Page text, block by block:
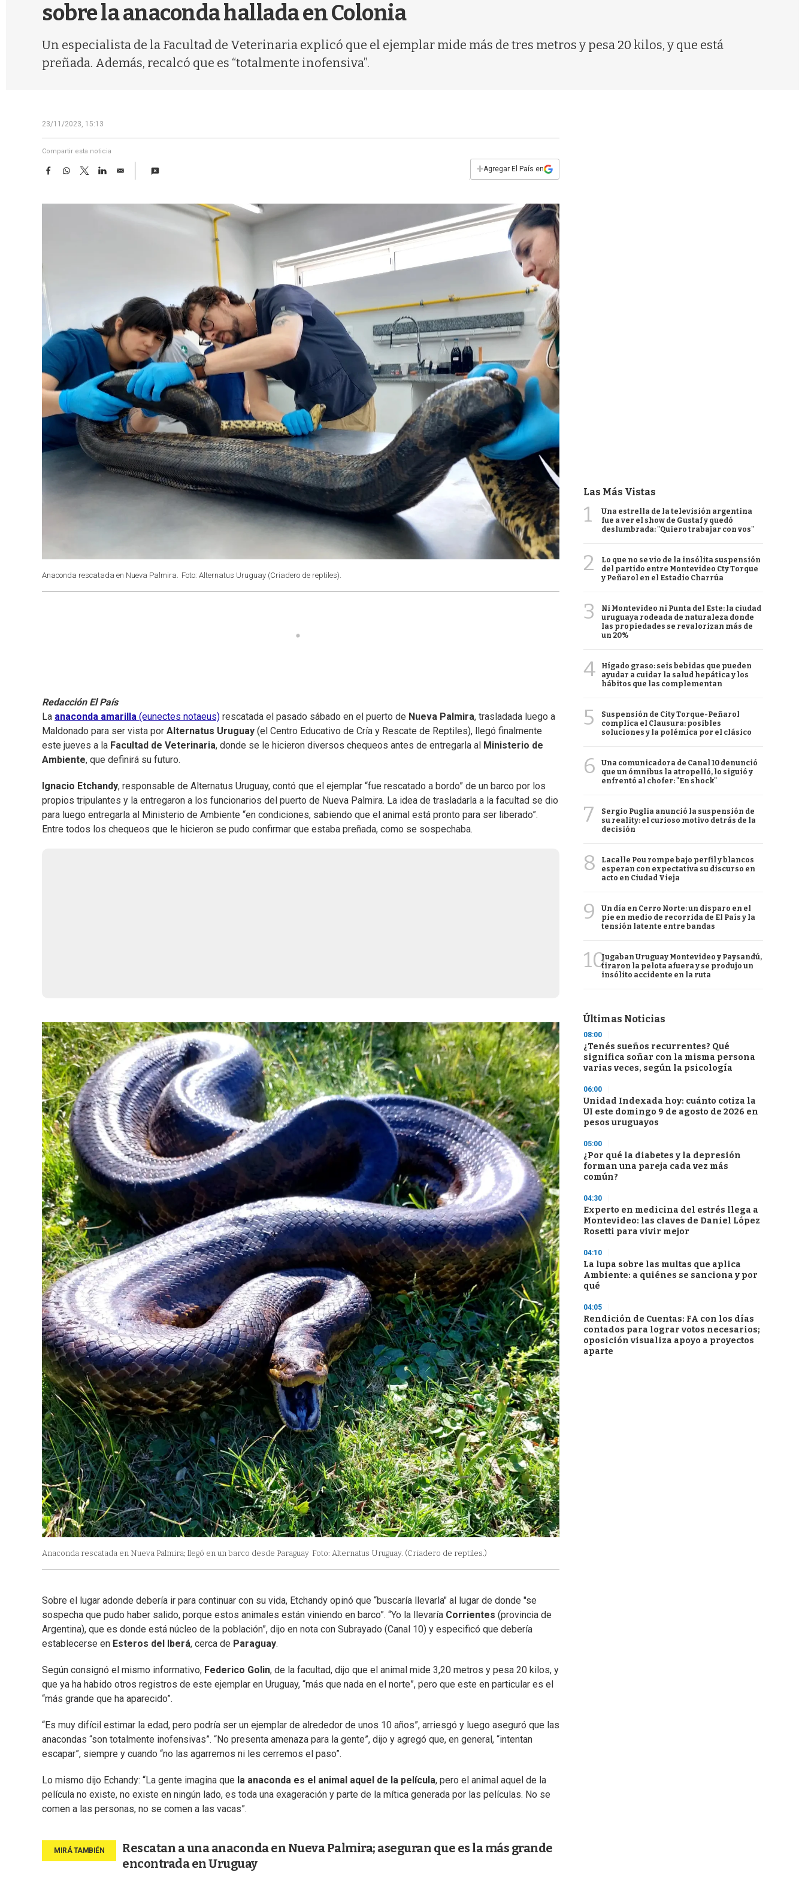
sobre la anaconda hallada en Colonia
Un especialista de la Facultad de Veterinaria explicó que el ejemplar mide más de tres metros y pesa 20 kilos, y que está
preñada. Además, recalcó que es “totalmente inofensiva”.
23/11/2023, 15:13
Compartir esta noticia
F
e
W
t
T
w
t
L
k
E
i
+Agregar El País en
Anaconda rescatada en Nueva Palmira. Foto: Alternatus Uruguay (Criadero de reptiles).
Redacción El País
La anaconda amarilla (eunectes notaeus) rescatada el pasado sábado en el puerto de Nueva Palmira, trasladada luego a
Maldonado para ser vista por Alternatus Uruguay (el Centro Educativo de Cría y Rescate de Reptiles), llegó finalmente
este jueves a la Facultad de Veterinaria, donde se le hicieron diversos chequeos antes de entregarla al Ministerio de
Ambiente, que definirá su futuro.
Ignacio Etchandy, responsable de Alternatus Uruguay, contó que el ejemplar “fue rescatado a bordo” de un barco por los
propios tripulantes y la entregaron a los funcionarios del puerto de Nueva Palmira. La idea de trasladarla a la facultad se dio
para luego entregarla al Ministerio de Ambiente “en condiciones, sabiendo que el animal está pronto para ser liberado”.
Entre todos los chequeos que le hicieron se pudo confirmar que estaba preñada, como se sospechaba.
Anaconda rescatada en Nueva Palmira; llegó en un barco desde Paraguay Foto: Alternatus Uruguay. (Criadero de reptiles.)
Sobre el lugar adonde debería ir para continuar con su vida, Etchandy opinó que “buscaría llevarla" al lugar de donde "se
sospecha que pudo haber salido, porque estos animales están viniendo en barco”. “Yo la llevaría Corrientes (provincia de
Argentina), que es donde está núcleo de la población”, dijo en nota con Subrayado (Canal 10) y especificó que debería
establecerse en Esteros del Iberá, cerca de Paraguay.
Según consignó el mismo informativo, Federico Golin, de la facultad, dijo que el animal mide 3,20 metros y pesa 20 kilos, y
que ya ha habido otros registros de este ejemplar en Uruguay, “más que nada en el norte”, pero que este en particular es el
“más grande que ha aparecido”.
“Es muy difícil estimar la edad, pero podría ser un ejemplar de alrededor de unos 10 años”, arriesgó y luego aseguró que las
anacondas “son totalmente inofensivas”. “No presenta amenaza para la gente”, dijo y agregó que, en general, “intentan
escapar”, siempre y cuando “no las agarremos ni les cerremos el paso”.
Lo mismo dijo Echandy: “La gente imagina que la anaconda es el animal aquel de la película, pero el animal aquel de la
película no existe, no existe en ningún lado, es toda una exageración y parte de la mítica generada por las películas. No se
comen a las personas, no se comen a las vacas”.
Rescatan a una anaconda en Nueva Palmira; aseguran que es la más grande
encontrada en Uruguay
Las Más Vistas
1
Una estrella de la televisión argentina
fue a ver el show de Gustaf y quedó
deslumbrada: "Quiero trabajar con vos"
2
Lo que no se vio de la insólita suspensión
del partido entre Montevideo Cty Torque
y Peñarol en el Estadio Charrúa
3
Ni Montevideo ni Punta del Este: la ciudad
uruguaya rodeada de naturaleza donde
las propiedades se revalorizan más de
un 20%
4
Hígado graso: seis bebidas que pueden
ayudar a cuidar la salud hepática y los
hábitos que las complementan
5
Suspensión de City Torque-Peñarol
complica el Clausura: posibles
soluciones y la polémica por el clásico
6
Una comunicadora de Canal 10 denunció
que un ómnibus la atropelló, lo siguió y
enfrentó al chofer: "En shock"
7
Sergio Puglia anunció la suspensión de
su reality: el curioso motivo detrás de la
decisión
8
Lacalle Pou rompe bajo perfil y blancos
esperan con expectativa su discurso en
acto en Ciudad Vieja
9
Un día en Cerro Norte: un disparo en el
pie en medio de recorrida de El País y la
tensión latente entre bandas
10Jugaban Uruguay Montevideo y Paysandú,
tiraron la pelota afuera y se produjo un
insólito accidente en la ruta
Últimas Noticias
08:00
¿Tenés sueños recurrentes? Qué
significa soñar con la misma persona
varias veces, según la psicología
06:00
Unidad Indexada hoy: cuánto cotiza la
UI este domingo 9 de agosto de 2026 en
pesos uruguayos
05:00
¿Por qué la diabetes y la depresión
forman una pareja cada vez más
común?
04:30
Experto en medicina del estrés llega a
Montevideo: las claves de Daniel López
Rosetti para vivir mejor
04:10
La lupa sobre las multas que aplica
Ambiente: a quiénes se sanciona y por
qué
04:05
Rendición de Cuentas: FA con los días
contados para lograr votos necesarios;
oposición visualiza apoyo a proyectos
aparte